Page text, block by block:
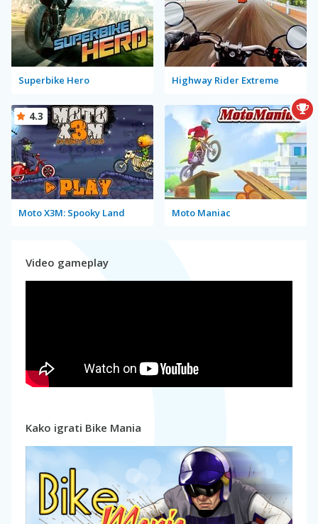
Superbike Hero Highway Rider Extreme
Moto X3M: Spooky Land
4.3
Moto Maniac
Video gameplay
Kako igrati Bike Mania